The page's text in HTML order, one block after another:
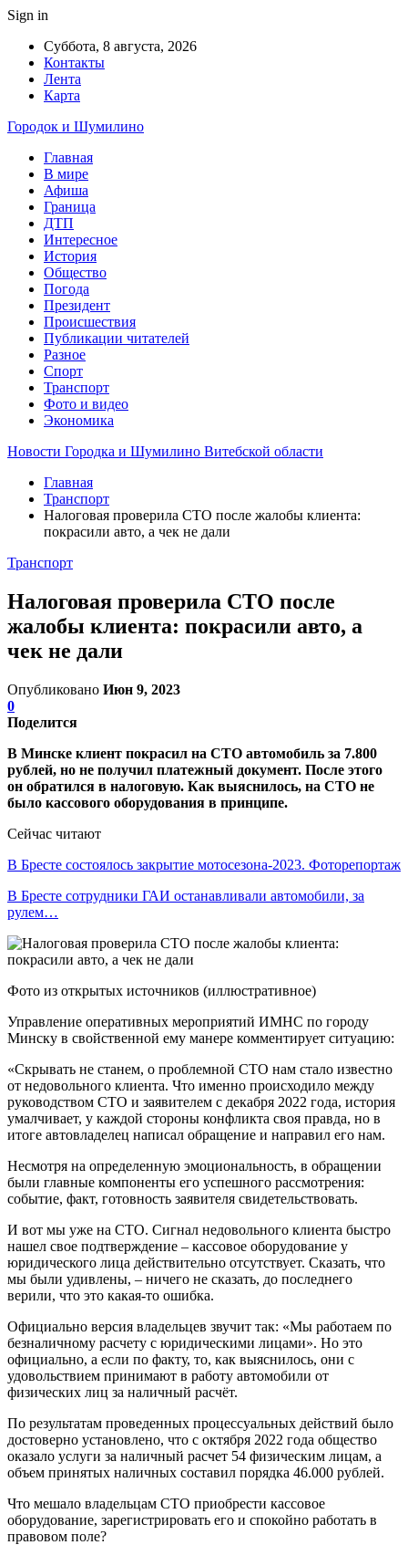
Sign in
Суббота, 8 августа, 2026
Контакты
Лента
Карта
Городок и Шумилино
Главная
В мире
Афиша
Граница
ДТП
Интересное
История
Общество
Погода
Президент
Происшествия
Публикации читателей
Разное
Спорт
Транспорт
Фото и видео
Экономика
Новости Городка и Шумилино Витебской области
Главная
Транспорт
Налоговая проверила СТО после жалобы клиента:
покрасили авто, а чек не дали
Транспорт
Налоговая проверила СТО после
жалобы клиента: покрасили авто, а
чек не дали
Опубликовано Июн 9, 2023
0
Поделится
В Минске клиент покрасил на СТО автомобиль за 7.800
рублей, но не получил платежный документ. После этого
он обратился в налоговую. Как выяснилось, на СТО не
было кассового оборудования в принципе.
Сейчас читают
В Бресте состоялось закрытие мотосезона-2023. Фоторепортаж
В Бресте сотрудники ГАИ останавливали автомобили, за
рулем…
Фото из открытых источников (иллюстративное)
Управление оперативных мероприятий ИМНС по городу
Минску в свойственной ему манере комментирует ситуацию:
«Скрывать не станем, о проблемной СТО нам стало известно
от недовольного клиента. Что именно происходило между
руководством СТО и заявителем с декабря 2022 года, история
умалчивает, у каждой стороны конфликта своя правда, но в
итоге автовладелец написал обращение и направил его нам.
Несмотря на определенную эмоциональность, в обращении
были главные компоненты его успешного рассмотрения:
событие, факт, готовность заявителя свидетельствовать.
И вот мы уже на СТО. Сигнал недовольного клиента быстро
нашел свое подтверждение – кассовое оборудование у
юридического лица действительно отсутствует. Сказать, что
мы были удивлены, – ничего не сказать, до последнего
верили, что это какая-то ошибка.
Официально версия владельцев звучит так: «Мы работаем по
безналичному расчету с юридическими лицами». Но это
официально, а если по факту, то, как выяснилось, они с
удовольствием принимают в работу автомобили от
физических лиц за наличный расчёт.
По результатам проведенных процессуальных действий было
достоверно установлено, что с октября 2022 года общество
оказало услуги за наличный расчет 54 физическим лицам, а
объем принятых наличных составил порядка 46.000 рублей.
Что мешало владельцам СТО приобрести кассовое
оборудование, зарегистрировать его и спокойно работать в
правовом поле?